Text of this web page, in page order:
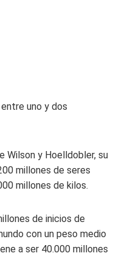
uno y dos
Wilson y Hoelldobler, su
millones de seres
millones de kilos.
de inicios de
con un peso medio
a ser 40.000 millones